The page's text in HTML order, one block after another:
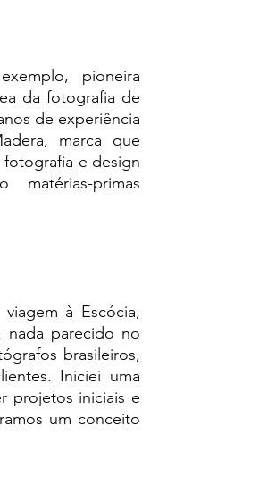
pioneira
da fotografia de
de experiência
marca que
fotografia e design
matérias-primas
à Escócia,
nada parecido no
brasileiros,
Iniciei uma
projetos iniciais e
um conceito